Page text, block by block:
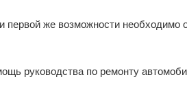
же возможности необходимо
руководства по ремонту